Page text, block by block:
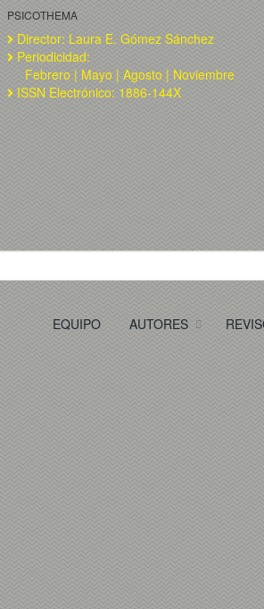
PSICOTHEMA
Director: Laura E. Gómez Sánchez
Periodicidad:
Febrero | Mayo | Agosto | Noviembre
ISSN Electrónico: 1886-144X
EQUIPO AUTORES